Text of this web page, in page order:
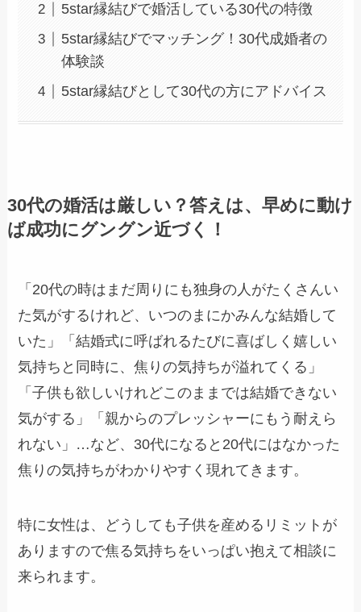
5star縁結びで婚活している30代の特徴
5star縁結びでマッチング！30代成婚者の
体験談
5star縁結びとして30代の方にアドバイス
30代の婚活は厳しい？答えは、早めに動け
ば成功にグングン近づく！
「20代の時はまだ周りにも独身の人がたくさんい
た気がするけれど、いつのまにかみんな結婚して
いた」「結婚式に呼ばれるたびに喜ばしく嬉しい
気持ちと同時に、焦りの気持ちが溢れてくる」
「子供も欲しいけれどこのままでは結婚できない
気がする」「親からのプレッシャーにもう耐えら
れない」…など、30代になると20代にはなかった
焦りの気持ちがわかりやすく現れてきます。
特に女性は、どうしても子供を産めるリミットが
ありますので焦る気持ちをいっぱい抱えて相談に
来られます。